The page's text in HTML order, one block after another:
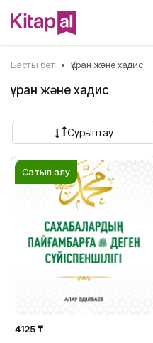
Басты бет • Құран және хадис
Құран және хадис
Сұрыптау
Сатып алу
4125 ₸